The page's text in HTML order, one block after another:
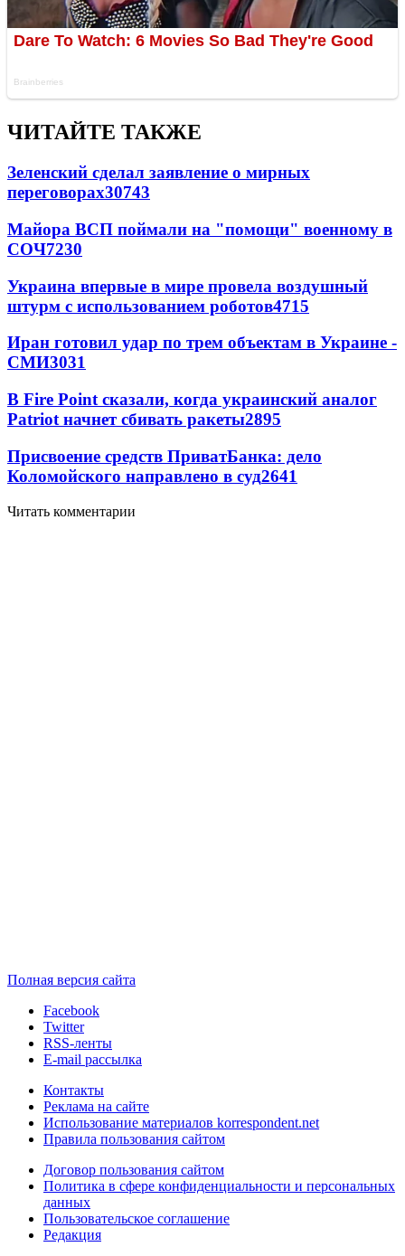
ЧИТАЙТЕ ТАКЖЕ
Зеленский сделал заявление о мирных
переговорах30743
Майора ВСП поймали на "помощи" военному в
СОЧ7230
Украина впервые в мире провела воздушный
штурм с использованием роботов4715
Иран готовил удар по трем объектам в Украине -
СМИ3031
В Fire Point сказали, когда украинский аналог
Patriot начнет сбивать ракеты2895
Присвоение средств ПриватБанка: дело
Коломойского направлено в суд2641
Читать комментарии
Полная версия сайта
Facebook
Twitter
RSS-ленты
E-mail рассылка
Контакты
Реклама на сайте
Использование материалов korrespondent.net
Правила пользования сайтом
Договор пользования сайтом
Политика в сфере конфиденциальности и персональных
данных
Пользовательское соглашение
Редакция